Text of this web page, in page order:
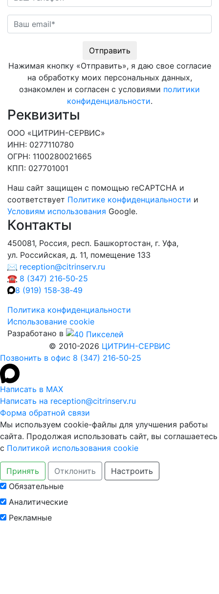
Отправить
Нажимая кнопку «Отправить», я даю свое согласие
на обработку моих персональных данных,
ознакомлен и согласен с условиями политики
конфиденциальности.
Реквизиты
ООО «ЦИТРИН-СЕРВИС»
ИНН: 0277110780
ОГРН: 1100280021665
КПП: 027701001
Наш сайт защищен с помощью reCAPTCHA и
соответствует Политике конфиденциальности и
Условиям использования Google.
Контакты
450081, Россия, респ. Башкортостан, г. Уфа,
ул. Российская, д. 11, помещение 133
✉ reception@citrinserv.ru
☎ 8 (347) 216‑50‑25
8 (919) 158‑38‑49
Политика конфиденциальности
Использование cookie
Разработано в
© 2010-2026 ЦИТРИН-СЕРВИС
Позвонить в офис 8 (347) 216‑50‑25
Написать в MAX
Написать на reception@citrinserv.ru
Форма обратной связи
Мы используем cookie-файлы для улучшения работы
сайта. Продолжая использовать сайт, вы соглашаетесь
с Политикой использования cookie
Принять Отклонить
Настроить
Обязательные
Аналитические
Рекламные